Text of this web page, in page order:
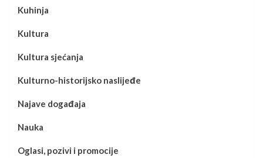
Kuhinja
Kultura
Kultura sjećanja
Kulturno-historijsko naslijeđe
Najave događaja
Nauka
Oglasi, pozivi i promocije